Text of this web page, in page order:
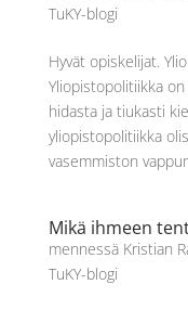
TuKY-blogi
Hyvät opiskelijat.
Yliopistopolitiikka
hidasta ja tiukasti
yliopistopolitiikka
vasemmiston
Mikä ihmeen
mennessä Kristian
TuKY-blogi